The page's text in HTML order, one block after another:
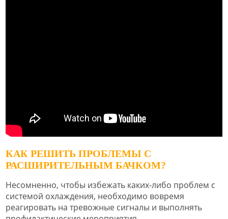
КАК РЕШИТЬ ПРОБЛЕМЫ С
РАСШИРИТЕЛЬНЫМ БАЧКОМ?
Несомненно, чтобы избежать каких-либо проблем с
системой охлаждения, необходимо вовремя
реагировать на тревожные сигналы и выполнять